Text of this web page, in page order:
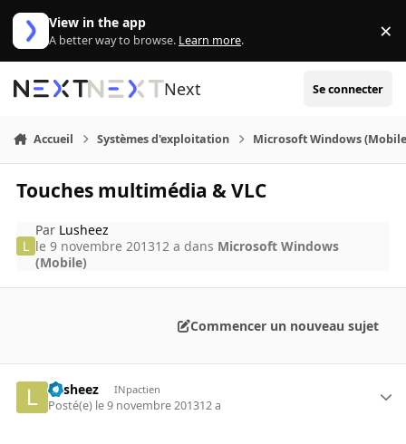
Aller au contenu
View in the app
A better way to browse. Learn more. ×
Next Se connecter
Accueil Systèmes d'exploitation Microsoft Windows
Touches multimédia & VLC
Par Lusheez
le 9 novembre 201312 a dans Microsoft Windows
(Mobile)
Commencer un nouveau sujet
Lusheez INpactien
Posté(e) le 9 novembre 201312 a